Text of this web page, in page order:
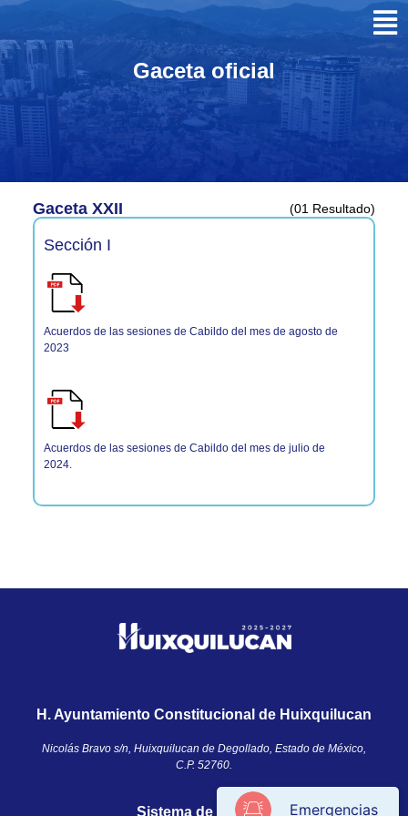
Gaceta oficial
Gaceta XXII (01 Resultado)
Sección I
Acuerdos de las sesiones de Cabildo del mes de agosto de
2023
Acuerdos de las sesiones de Cabildo del mes de julio de
2024.
H. Ayuntamiento Constitucional de Huixquilucan
Nicolás Bravo s/n, Huixquilucan de Degollado, Estado de México,
C.P. 52760.​
Sistema de ayuda Emergencias